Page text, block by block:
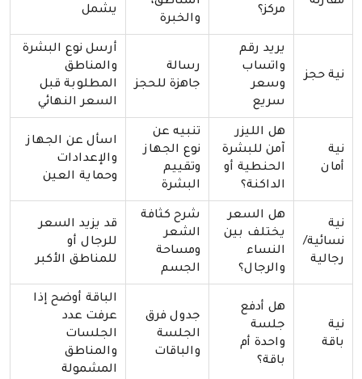
مركز؟
والخبرة
يشمل
نية حجز
يريد رقم
واتساب
وسعر
سريع
رسالة
جاهزة للحجز
أرسل نوع البشرة
والمناطق
المطلوبة قبل
السعر النهائي
نية
أمان
هل الليزر
آمن للبشرة
الحنطية أو
الداكنة؟
تنبيه عن
نوع الجهاز
وتقييم
البشرة
اسأل عن الجهاز
والإعدادات
وحماية العين
نية
نسائية/
رجالية
هل السعر
يختلف بين
النساء
والرجال؟
شرح كثافة
الشعر
ومساحة
الجسم
قد يزيد السعر
للرجال أو
للمناطق الأكبر
نية
باقة
هل أدفع
جلسة
واحدة أم
باقة؟
جدول فرق
الجلسة
والباقات
الباقة أوضح إذا
عرفت عدد
الجلسات
والمناطق
المشمولة